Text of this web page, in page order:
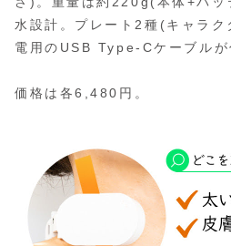
水設計。プレート2種(キャラ
電用のUSB Type-Cケーブルが
価格は各6,480円。